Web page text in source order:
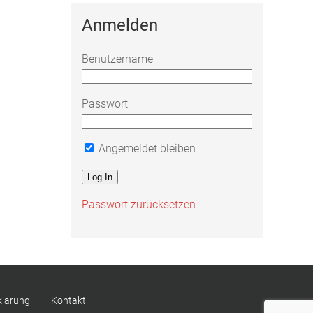
Anmelden
Benutzername
Passwort
Angemeldet bleiben
Passwort zurücksetzen
Kontakt